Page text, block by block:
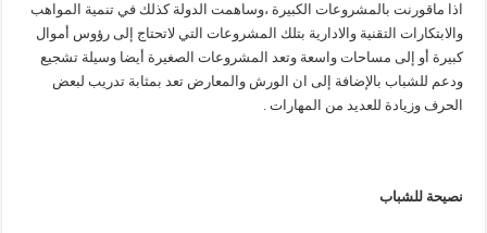
اذا ماقورنت بالمشروعات الكبيرة ،وساهمت الدولة كذلك في تنمية المواهب
والابتكارات التقنية والادارية بتلك المشروعات التي لاتحتاج إلى رؤوس أموال
كبيرة أو إلى مساحات واسعة وتعد المشروعات الصغيرة أيضا وسيلة تشجيع
ودعم للشباب بالإضافة إلى ان الورش والمعارض تعد بمثابة تدريب لبعض
الحرف وزيادة للعديد من المهارات .
نصيحة للشباب